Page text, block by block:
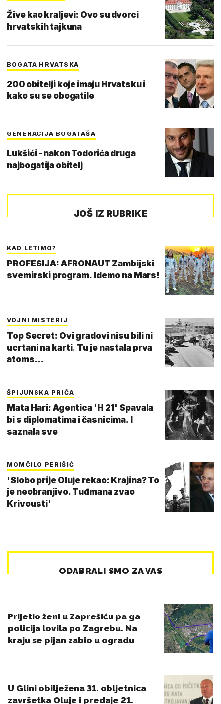
Žive kao kraljevi: Ovo su dvorci
hrvatskih tajkuna
BOGATA HRVATSKA
200 obitelji koje imaju Hrvatsku i
kako su se obogatile
GENERACIJA BOGATAŠA
Lukšići - nakon Todorića druga
najbogatija obitelj
JOŠ IZ RUBRIKE
KAD LETIMO?
PROFESIJA: AFRONAUT Zambijski
svemirski program. Idemo na Mars!
VOJNI MISTERIJ
Top Secret: Ovi gradovi nisu bili ni
ucrtani na karti. Tu je nastala prva
atoms…
ŠPIJUNSKA PRIČA
Mata Hari: Agentica 'H 21' Spavala
bi s diplomatima i časnicima. I
saznala sve
MOMČILO PERIŠIĆ
'Slobo prije Oluje rekao: Krajina? To
je neobranjivo. Tuđmana zvao
Krivousti'